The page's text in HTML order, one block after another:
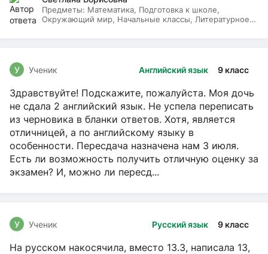
Предметы: Математика, Подготовка к школе,
Окружающий мир, Начальные классы, Литературное
Английский язык 9 класс
У Ученик
Здравствуйте! Подскажите, пожалуйста. Моя дочь
не сдала 2 английский язык. Не успела переписать
из черновика в бланки ответов. Хотя, является
отличницей, а по английскому языку в
особенности. Пересдача назначена нам 3 июля.
Есть ли возможность получить отличную оценку за
экзамен? И, можно ли пересд...
Русский язык 9 класс
У Ученик
На русском накосячила, вместо 13.3, написала 13,